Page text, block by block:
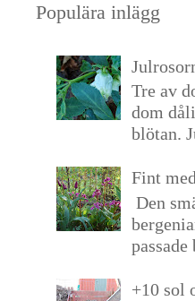
Populära inlägg
Tre av
dom
blötan.
Fint
Den
+10 sol